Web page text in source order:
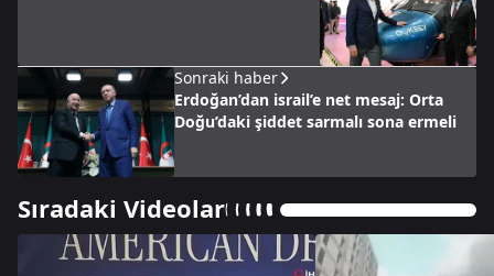
Sonraki haber
Erdoğan’dan israil’e net mesaj: Orta
Doğu’daki şiddet sarmalı sona ermeli
Sıradaki Videolar